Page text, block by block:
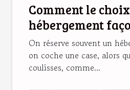
Comment le
hébergement
souvenirs de
On réserve souvent un
on coche une case, alors
coulisses, comme...